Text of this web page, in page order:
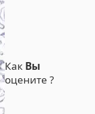
Как Вы
оцените ?